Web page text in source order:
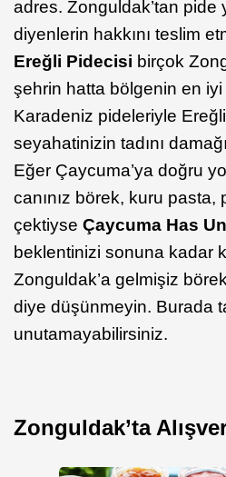
adres. Zonguldak’tan
diyenlerin hakkını teslim
Ereğli Pidecisi birçok
şehrin hatta bölgenin en
Karadeniz pideleriyle
seyahatinizin tadını
Eğer Çaycuma’ya doğru
canınız börek, kuru pasta,
çektiyse Çaycuma Has
beklentinizi sonuna kadar
Zonguldak’a gelmişiz
diye düşünmeyin. Burada
unutamayabilirsiniz.
Zonguldak’ta